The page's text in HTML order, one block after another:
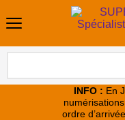
INFO : En
ordre